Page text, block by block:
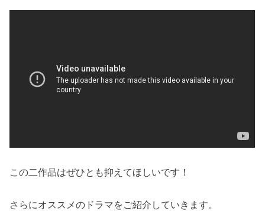
この二作品はぜひとも抑えてほしいです！
さらにオススメのドラマをご紹介していきます。